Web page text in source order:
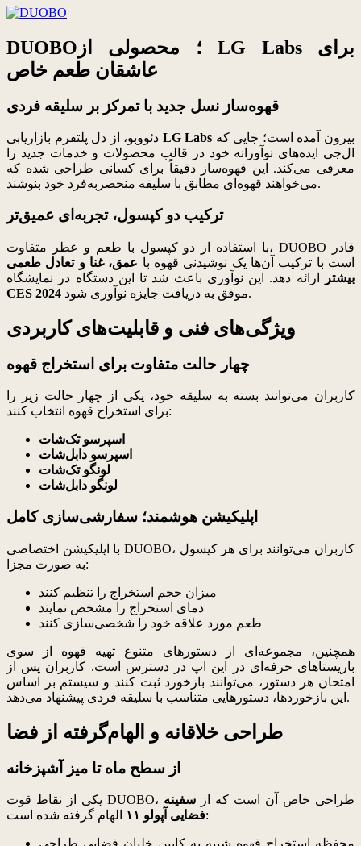
DUOBO؛ محصولی از LG Labs برای
عاشقان طعم خاص
قهوه‌ساز نسل جدید با تمرکز بر سلیقه فردی
LG Labs
ال‌جی ایده‌های نوآورانه خود در قالب محصولات و خدمات جدید را
معرفی می‌کند. این قهوه‌ساز دقیقاً برای کسانی طراحی شده که
می‌خواهند قهوه‌ای مطابق با سلیقه منحصربه‌فرد خود بنوشند.
ترکیب دو کپسول، تجربه‌ای عمیق‌تر
با استفاده از دو کپسول با طعم و عطر متفاوت، DUOBO قادر
است با ترکیب آن‌ها یک نوشیدنی قهوه با عمق، غنا و تعادل طعمی
بیشتر
ارائه دهد. این نوآوری باعث شد تا این دستگاه در نمایشگاه
CES 2024
موفق به دریافت جایزه نوآوری شود.
ویژگی‌های فنی و قابلیت‌های کاربردی
چهار حالت متفاوت برای استخراج قهوه
کاربران می‌توانند بسته به سلیقه خود، یکی از چهار حالت زیر را
برای استخراج قهوه انتخاب کنند:
اسپرسو تک‌شات
اسپرسو دابل‌شات
لونگو تک‌شات
لونگو دابل‌شات
اپلیکیشن هوشمند؛ سفارشی‌سازی کامل
با اپلیکیشن اختصاصی DUOBO، کاربران می‌توانند برای هر کپسول
به صورت مجزا:
میزان حجم استخراج را تنظیم کنند
دمای استخراج را مشخص نمایند
طعم مورد علاقه خود را شخصی‌سازی کنند
همچنین، مجموعه‌ای از دستورهای متنوع تهیه قهوه از سوی
باریستاهای حرفه‌ای در این اپ در دسترس است. کاربران پس از
امتحان هر دستور، می‌توانند بازخورد ثبت کنند و سیستم بر اساس
این بازخوردها، دستورهایی متناسب با سلیقه فردی پیشنهاد می‌دهد.
طراحی خلاقانه و الهام‌گرفته از فضا
از سطح ماه تا میز آشپزخانه
یکی از نقاط قوت DUOBO، طراحی خاص آن است که از سفینه
فضایی آپولو ۱۱الهام گرفته شده است: